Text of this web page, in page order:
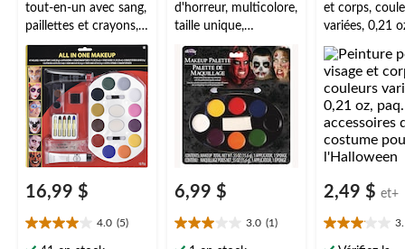
tout-en-un avec sang,
paillettes et crayons,
multicolore, taille
unique, paq. 18,
accessoires de
costume pour
l'Halloween
16,99 $
4.0 (5)
4.0
d'horreur, multicolore,
taille unique,
accessoire de
costume pour
l'Halloween
6,99 $
3.0 (1)
3.0
et corps,
variées, 0,21
2, accessoires
costume pour
l'Halloween
2,49 $ et+
3.1